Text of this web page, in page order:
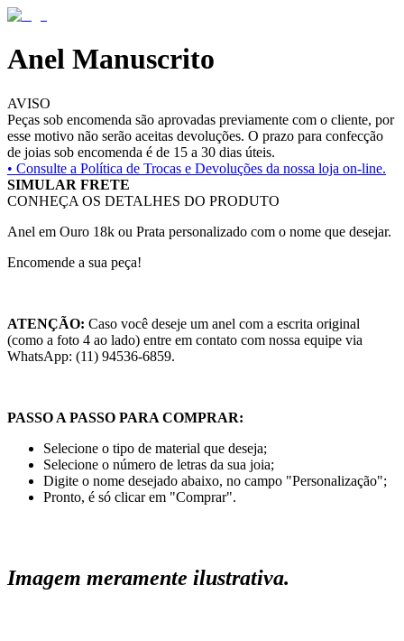
Anel Manuscrito
AVISO
Peças sob encomenda são aprovadas previamente com o cliente, por
esse motivo não serão aceitas devoluções. O prazo para confecção
de joias sob encomenda é de 15 a 30 dias úteis.
• Consulte a Política de Trocas e Devoluções da nossa loja on-line.
SIMULAR FRETE
CONHEÇA OS DETALHES DO PRODUTO
Anel em Ouro 18k ou Prata personalizado com o nome que desejar.
Encomende a sua peça!
ATENÇÃO: Caso você deseje um anel com a escrita original
(como a foto 4 ao lado) entre em contato com nossa equipe via
WhatsApp: (11) 94536-6859.
PASSO A PASSO PARA COMPRAR:
Selecione o tipo de material que deseja;
Selecione o número de letras da sua joia;
Digite o nome desejado abaixo, no campo "Personalização";
Pronto, é só clicar em "Comprar".
Imagem meramente ilustrativa.